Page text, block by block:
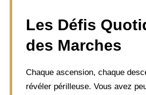
Les Défis
des Marches
Chaque ascension, chaque
révéler périlleuse. Vous avez